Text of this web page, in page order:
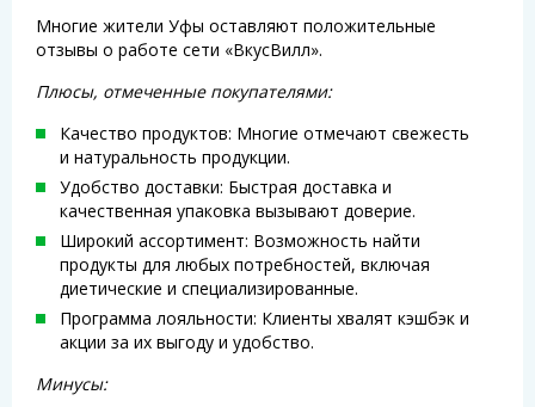
Многие жители Уфы оставляют положительные
отзывы о работе сети «ВкусВилл».
Плюсы, отмеченные покупателями:
Качество продуктов: Многие отмечают свежесть
и натуральность продукции.
Удобство доставки: Быстрая доставка и
качественная упаковка вызывают доверие.
Широкий ассортимент: Возможность найти
продукты для любых потребностей, включая
диетические и специализированные.
Программа лояльности: Клиенты хвалят кэшбэк и
акции за их выгоду и удобство.
Минусы: